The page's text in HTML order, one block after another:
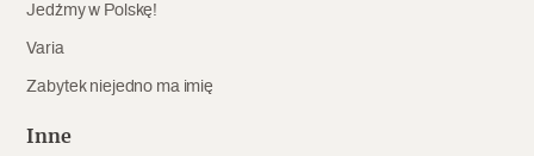
Popularne
Szyb pierwszej windy w Warszawie
Jedźmy w Polskę!
Varia
Zabytek niejedno ma imię
Inne